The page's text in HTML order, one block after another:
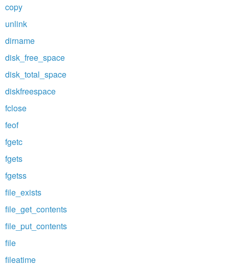
copy
unlink
dirname
disk_free_space
disk_total_space
diskfreespace
fclose
feof
fgetc
fgets
fgetss
file_exists
file_get_contents
file_put_contents
file
fileatime